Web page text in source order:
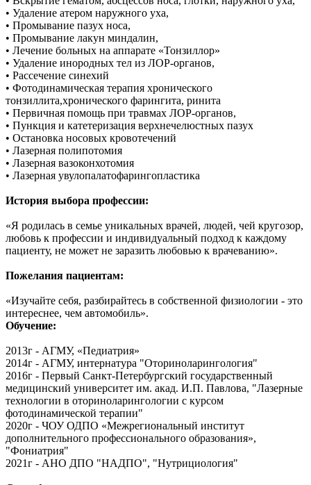
• Удаление атером наружного уха,
• Промывание пазух носа,
• Промывание лакун миндалин,
• Лечение больных на аппарате «Тонзиллор»
• Удаление инородных тел из ЛОР-органов,
• Рассечение синехий
• Фотодинамическая терапия хронического
тонзиллита,хронического фарингита, ринита
• Первичная помощь при травмах ЛОР-органов,
• Пункция и катетеризация верхнечелюстных пазух
• Остановка носовых кровотечений
• Лазерная полипотомия
• Лазерная вазоконхотомия
• Лазерная увулопалатофарингопластика
История выбора профессии:
«Я родилась в семье уникальных врачей, людей, чей кругозор,
любовь к профессии и индивидуальный подход к каждому
пациенту, не может не заразить любовью к врачеванию».
Пожелания пациентам:
«Изучайте себя, разбирайтесь в собственной физиологии - это
интереснее, чем автомобиль».
Обучение:
2013г - АГМУ, «Педиатрия»
2014г - АГМУ, интернатура "Оториноларингология"
2016г - Первый Санкт-Петербургский государственный
медицинский университет им. акад. И.П. Павлова, "Лазерные
технологии в оториноларингологии с курсом
фотодинамической терапии"
2020г - ЧОУ ОДПО «Межрегиональный институт
дополнительного профессионального образования»,
"Фониатрия"
2021г - АНО ДПО "НАДПО", "Нутрициология"